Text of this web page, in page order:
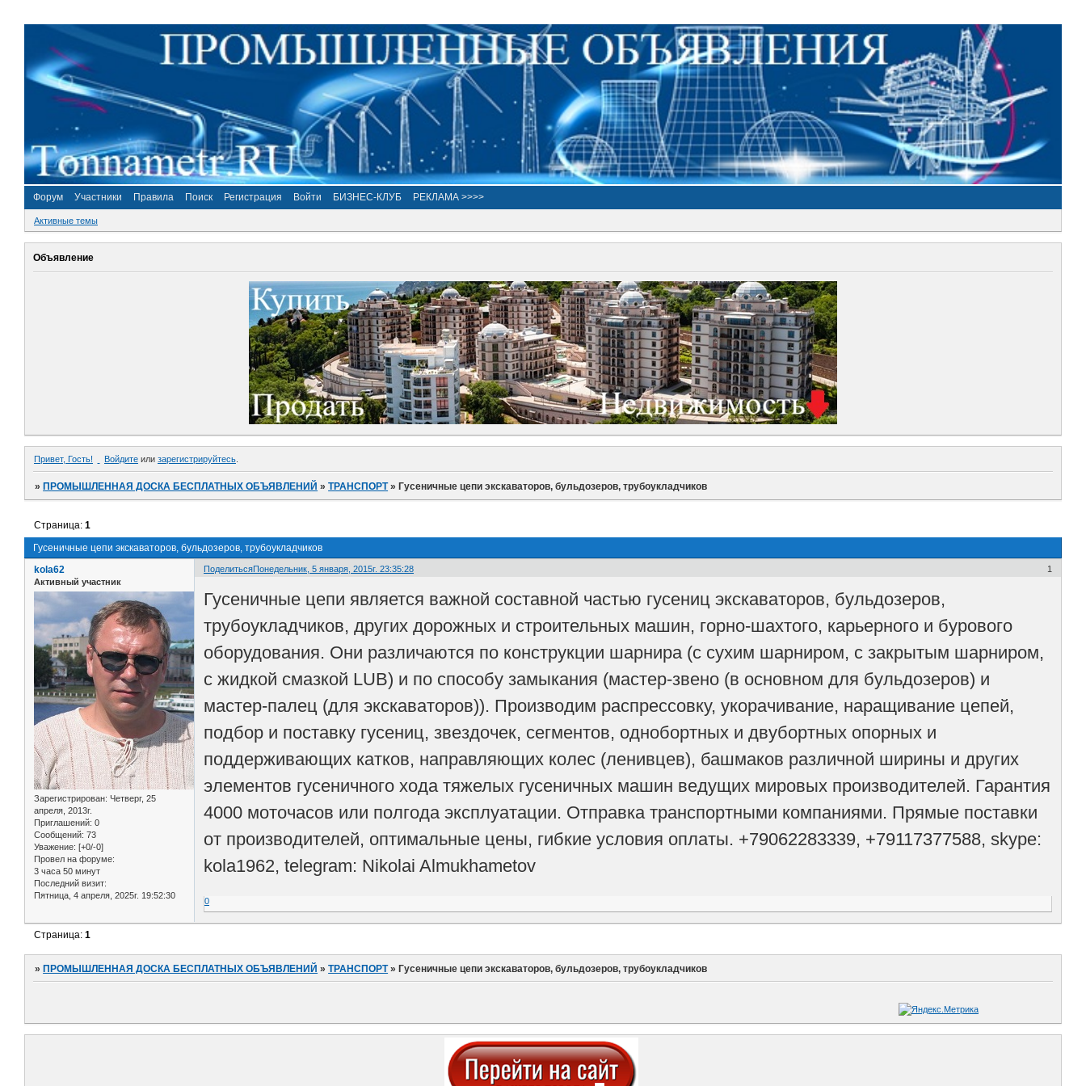
Форум Участники Правила Поиск Регистрация Войти БИЗНЕС-КЛУБ РЕКЛАМА >>>>
Активные темы
Объявление
Привет, Гость! Войдите или зарегистрируйтесь
»ПРОМЫШЛЕННАЯ ДОСКА БЕСПЛАТНЫХ ОБЪЯВЛЕНИЙ »ТРАНСПОРТ »Гусеничные цепи экскаваторов, бульдозеров, трубоукладчиков
Гусеничные цепи экскаваторов, бульдозеров, трубоукладчиков
Страница:1
Поделиться 1
Понедельник, 5 января, 2015г. 23:35:28
kola62
Активный участник
Зарегистрирован: Четверг, 25
апреля, 2013г.
Приглашений: 0
Сообщений: 73
Уважение: [+0/-0]
Провел на форуме:
3 часа 50 минут
Последний визит:
Пятница, 4 апреля, 2025г. 19:52:30
Гусеничные цепи является важной составной частью гусениц экскаваторов, бульдозеров,
трубоукладчиков, других дорожных и строительных машин, горно-шахтого, карьерного и бурового
оборудования. Они различаются по конструкции шарнира (с сухим шарниром, с закрытым шарниром,
с жидкой смазкой LUB) и по способу замыкания (мастер-звено (в основном для бульдозеров) и
мастер-палец (для экскаваторов)). Производим распрессовку, укорачивание, наращивание цепей,
подбор и поставку гусениц, звездочек, сегментов, однобортных и двубортных опорных и
поддерживающих катков, направляющих колес (ленивцев), башмаков различной ширины и других
элементов гусеничного хода тяжелых гусеничных машин ведущих мировых производителей. Гарантия
4000 моточасов или полгода эксплуатации. Отправка транспортными компаниями. Прямые поставки
от производителей, оптимальные цены, гибкие условия оплаты. +79062283339, +79117377588, skype:
kola1962, telegram: Nikolai Almukhametov
0
Страница:1
»ПРОМЫШЛЕННАЯ ДОСКА БЕСПЛАТНЫХ ОБЪЯВЛЕНИЙ »ТРАНСПОРТ »Гусеничные цепи экскаваторов, бульдозеров, трубоукладчиков